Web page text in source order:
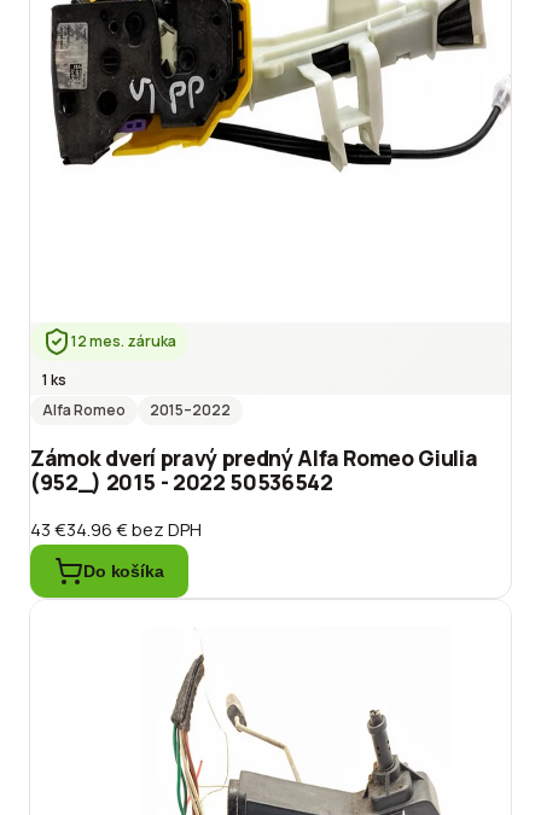
12 mes. záruka
1 ks
Alfa Romeo
2015–2022
Zámok dverí pravý predný Alfa Romeo Giulia
(952_) 2015 - 2022 50536542
43 €34.96 €bez DPH
Do košíka